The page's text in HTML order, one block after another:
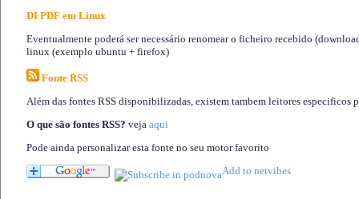
DI PDF em Linux
Eventualmente poderá ser necessário renomear o ficheiro recebido
linux (exemplo ubuntu + firefox)
Fonte RSS
Além das fontes RSS disponibilizadas, existem tambem leitores especificos
O que são fontes RSS? veja aqui
Pode ainda personalizar esta fonte no seu motor favorito